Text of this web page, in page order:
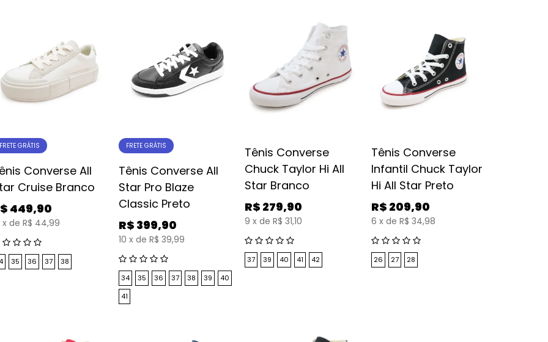
FRETE GRÁTIS
Converse All
Cruise Branco
449,90
x de R$ 44,99
35 36 37 38
FRETE GRÁTIS
Tênis Converse All
Star Pro Blaze
Classic Preto
R$ 399,90
10 x de R$ 39,99
34 35 36 37 38 39
40
41
Tênis Converse
Chuck Taylor Hi All
Star Branco
R$ 279,90
9 x de R$ 31,10
37 39 40 41 42
Tênis Converse
Infantil Chuck Taylor
Hi All Star Preto
R$ 209,90
6 x de R$ 34,98
26 27 28